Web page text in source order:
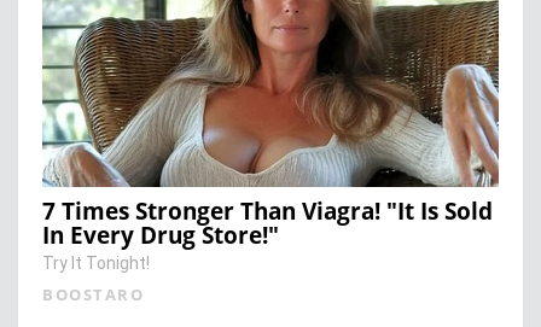
7 Times Stronger Than Viagra! "It Is Sold
In Every Drug Store!"
Try It Tonight!
BOOSTARO